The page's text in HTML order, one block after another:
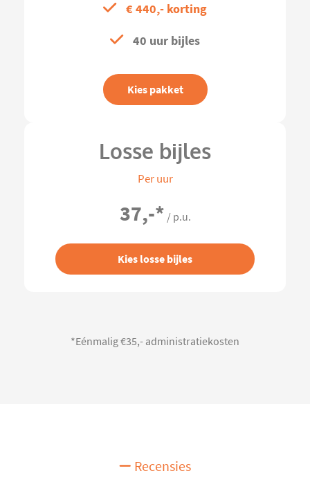
€ 440,- korting
40 uur bijles
Kies pakket
Losse bijles
Per uur
37,-* / p.u.
Kies losse bijles
*Eénmalig €35,- administratiekosten
Recensies